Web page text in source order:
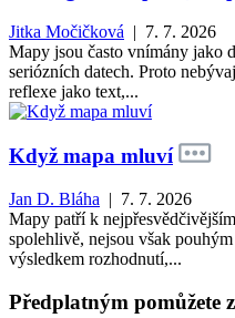
Jitka Močičková | 7. 7. 2026
Mapy jsou často vnímány jako
seriózních datech. Proto
reflexe jako text,...
Když mapa mluví
Jan D. Bláha | 7. 7. 2026
Mapy patří k
spolehlivě, nejsou však
výsledkem rozhodnutí,...
Předplatným pomůžete